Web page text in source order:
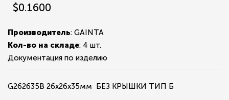
$0.1600
Производитель: GAINTA
Кол-во на складе: 4 шт.
Документация по изделию
G262635B 26x26x35мм БЕЗ КРЫШКИ ТИП Б